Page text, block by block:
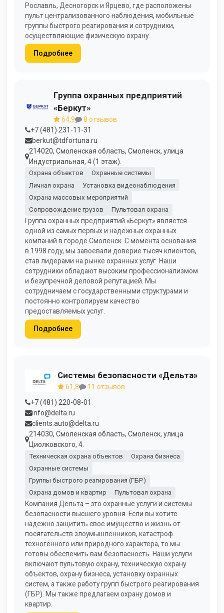
Рославль, Десногорск и Ярцево, где расположены
пульт централизованного наблюдения, мобильные
группы быстрого реагирования и сотрудники,
осуществляющие физическую охрану.
Подробнее
Группа охранных предприятий
«Беркут»
64,9
8 отзывов
+7 (481) 231-11-31
berkut@tdfortuna.ru
214020, Смоленская область, Смоленск, улица
Индустриальная, 4 (1 этаж).
Охрана объектов
Охранные системы
Личная охрана
Установка видеонаблюдения
Охрана массовых мероприятий
Сопровождение грузов
Пультовая охрана
Группа охранных предприятий «Беркут» является
одной из самых первых и надежных охранных
компаний в городе Смоленск. С момента основания
в 1998 году, мы завоевали доверие тысяч клиентов,
став лидерами на рынке охранных услуг. Наши
сотрудники обладают высоким профессионализмом
и безупречной деловой репутацией. Мы
сотрудничаем с государственными структурами и
постоянно контролируем качество
предоставляемых услуг.
Подробнее
Системы безопасности «Дельта»
61,8
11 отзывов
+7 (481) 220-08-01
info@delta.ru
clients.auto@delta.ru
214030, Смоленская область, Смоленск, улица
Циолковского, 4.
Техническая охрана объектов
Охрана бизнеса
Охранные системы
Группы быстрого реагирования (ГБР)
Охрана домов и квартир
Пультовая охрана
Компания Дельта – это охранные услуги и системы
безопасности высшего уровня. Если вы хотите
надежно защитить свое имущество и жизнь от
посягательств злоумышленников, катастроф
техногенного или природного характера, то мы
готовы обеспечить вам безопасность. Наши услуги
включают пультовую охрану, техническую охрану
объектов, охрану бизнеса, установку охранных
систем, а также работу групп быстрого реагирования
(ГБР). Мы также предлагаем охрану домов и
квартир.